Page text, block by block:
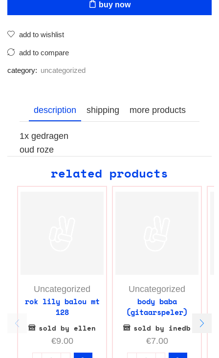
buy now
add to wishlist
add to compare
category: uncategorized
description shipping more products
1x gedragen
oud roze
related products
Uncategorized
rok lily balou mt
128
sold by ellen
€9.00
Uncategorized
body baba
(gitaarspeler)
sold by inedb
€7.00